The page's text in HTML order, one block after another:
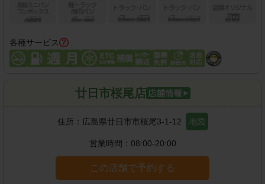
各種サービス
廿日市桜尾店
住所： 広島県廿日市市桜尾3-1-12 地図
営業時間： 08:00-20:00
この店舗で予約する